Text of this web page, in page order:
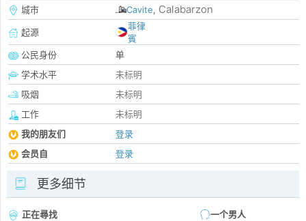
城市
Cavite, Calabarzon
起源
菲律
賓
公民身份
单
学术水平
未标明
吸烟
未标明
工作
未标明
我的朋友们
登录
会员自
登录
更多细节
正在尋找
一个男人